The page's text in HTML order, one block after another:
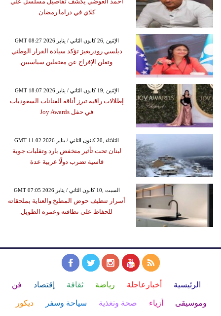
كلاي في دراما رمضان
GMT 08:27 2026 الإثنين ,26 كانون الثاني / يناير
ديلسي رودريغيز تؤكد سيادة القرار الوطني
وتعلن الإفراج عن معتقلين سياسيين
GMT 18:07 2026 الإثنين ,19 كانون الثاني / يناير
إطلالات راقية تبرز أناقة الفنانات السعوديات
في حفل Joy Awards
GMT 11:02 2026 الثلاثاء ,20 كانون الثاني / يناير
لبنان تحت تأثير منخفض بارد وتقلبات جوية
قاسية تضرب دولًا عربية عدة
GMT 07:05 2026 السبت ,10 كانون الثاني / يناير
أسرار تنظيف حوض المطبخ والعناية بملحقاته
للحفاظ على نظافته وعمره الطويل
الرئيسية أخبارعاجلة رياضة ثقافة إقتصاد فن
وموسيقى أزياء صحة وتغذية سياحة وسفر ديكور